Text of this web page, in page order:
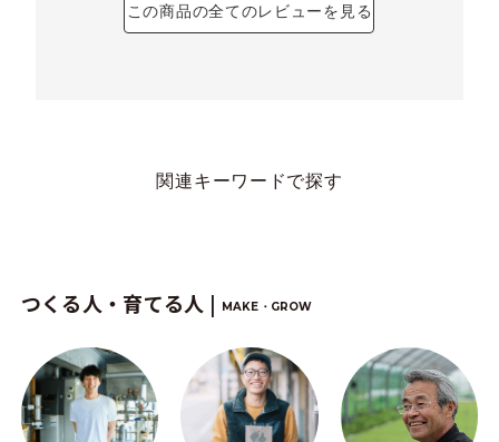
この商品の全てのレビューを見る
関連キーワードで探す
つくる人・育てる人 | MAKE・GROW